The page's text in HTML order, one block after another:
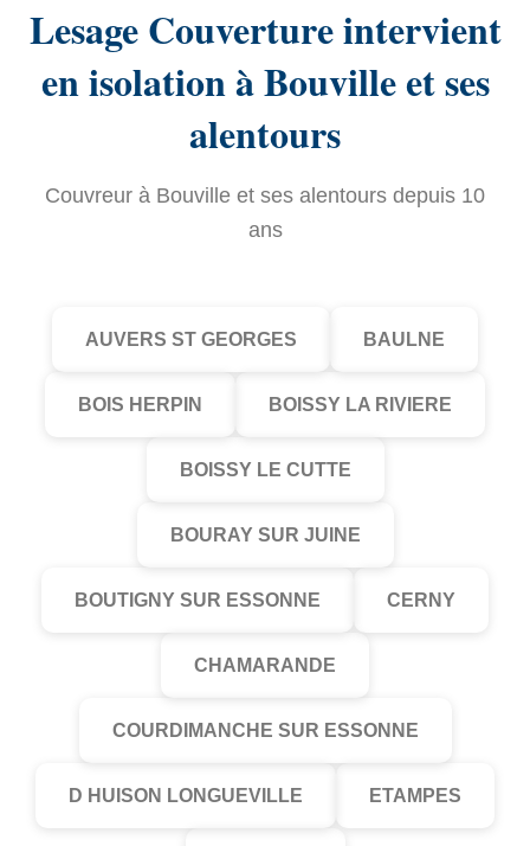
Lesage Couverture intervient
en isolation à Bouville et ses
alentours
Couvreur à Bouville et ses alentours depuis 10
ans
AUVERS ST GEORGES BAULNE
BOIS HERPIN BOISSY LA RIVIERE
BOISSY LE CUTTE
BOURAY SUR JUINE
BOUTIGNY SUR ESSONNE CERNY
CHAMARANDE
COURDIMANCHE SUR ESSONNE
D HUISON LONGUEVILLE ETAMPES